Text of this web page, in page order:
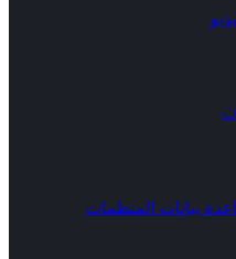
بيانات المنظمات